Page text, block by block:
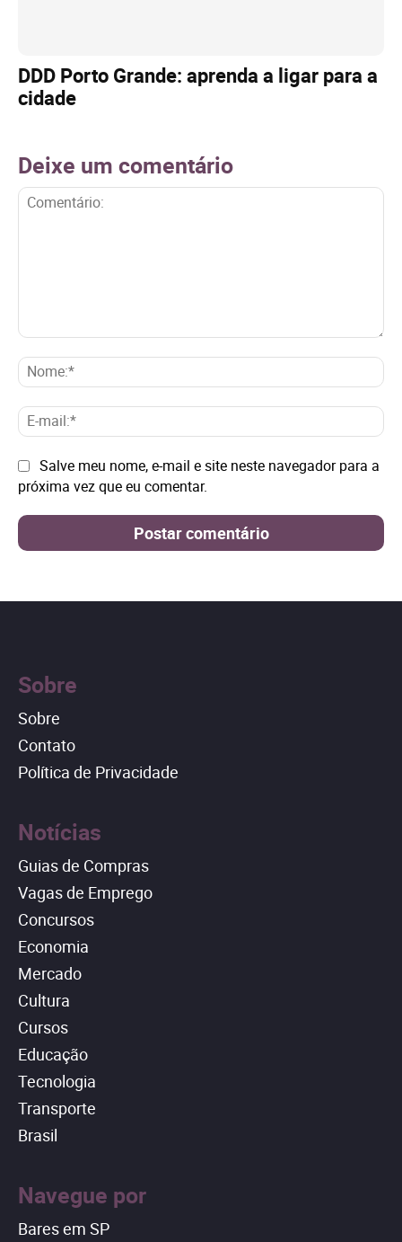
DDD Porto Grande: aprenda a ligar para a
cidade
Deixe um comentário
E-
Site: Salve meu nome, e-mail e site neste navegador para a
próxima vez que eu comentar.
Sobre
Sobre
Contato
Política de Privacidade
Notícias
Guias de Compras
Vagas de Emprego
Concursos
Economia
Mercado
Cultura
Cursos
Educação
Tecnologia
Transporte
Brasil
Navegue por
Bares em SP